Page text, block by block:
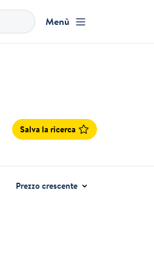
Menù
Salva la ricerca
Prezzo crescente